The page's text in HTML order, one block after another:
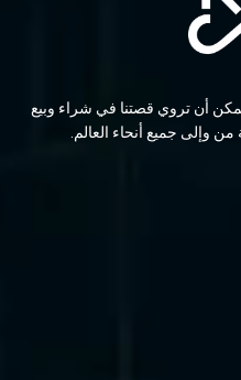
يمكن أن تروي قصتنا في شراء وبيع
وإلى جميع أنحاء العالم.